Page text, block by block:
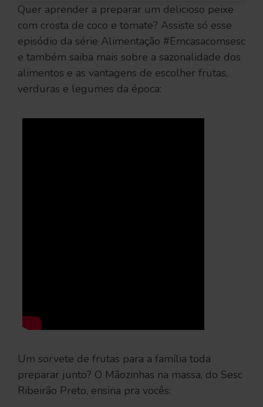
Quer aprender a preparar um delicioso peixe
com crosta de coco e tomate? Assiste só esse
episódio da série Alimentação #Emcasacomsesc
e também saiba mais sobre a sazonalidade dos
alimentos e as vantagens de escolher frutas,
verduras e legumes da época:
Um sorvete de frutas para a família toda
preparar junto? O Mãozinhas na massa, do Sesc
Ribeirão Preto, ensina pra vocês: